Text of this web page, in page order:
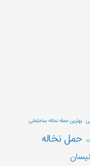
بهترین حمله نخاله ساختمانی
حمل نخاله